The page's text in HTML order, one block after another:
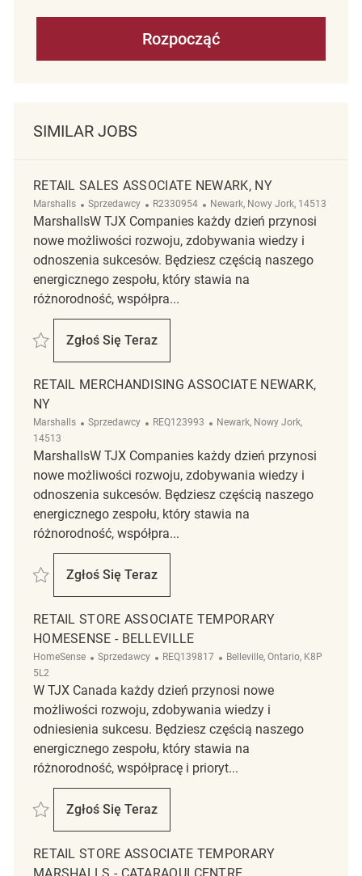
Rozpocząć
SIMILAR JOBS
RETAIL SALES ASSOCIATE NEWARK, NY
Marshalls Kategoria
Sprzedawcy ReqId
R2330954 Lokalizacja
Newark, Nowy Jork, 14513
MarshallsW TJX Companies każdy dzień przynosi
nowe możliwości rozwoju, zdobywania wiedzy i
odnoszenia sukcesów. Będziesz częścią naszego
energicznego zespołu, który stawia na
różnorodność, współpra...
Zapisać Retail Sales Associate Newark, NY R2330954
Zgłoś Się Teraz
Retail Sales Associate Newark, NY
RETAIL MERCHANDISING ASSOCIATE NEWARK,
NY
Marshalls Kategoria
Sprzedawcy ReqId
REQ123993 Lokalizacja
Newark, Nowy Jork,
14513
MarshallsW TJX Companies każdy dzień przynosi
nowe możliwości rozwoju, zdobywania wiedzy i
odnoszenia sukcesów. Będziesz częścią naszego
energicznego zespołu, który stawia na
różnorodność, współpra...
Zapisać Retail Merchandising Associate Newark, NY REQ123993
Zgłoś Się Teraz
Retail Merchandising Associate Newark,
RETAIL STORE ASSOCIATE TEMPORARY
HOMESENSE - BELLEVILLE
HomeSense Kategoria
Sprzedawcy ReqId
REQ139817 Lokalizacja
Belleville, Ontario, K8P
5L2
W TJX Canada każdy dzień przynosi nowe
możliwości rozwoju, zdobywania wiedzy i
odniesienia sukcesu. Będziesz częścią naszego
energicznego zespołu, który stawia na
różnorodność, współpracę i prioryt...
Zapisać Retail Store Associate Temporary HomeSense - Belleville
Zgłoś Się Teraz
Retail Store Associate Temporary
RETAIL STORE ASSOCIATE TEMPORARY
MARSHALLS - CATARAQUI CENTRE